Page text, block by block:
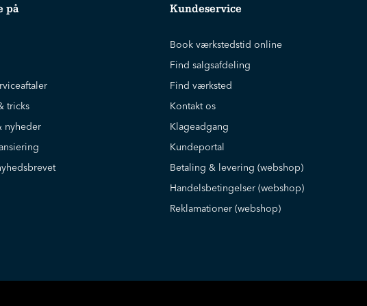
på
tricks
nyheder
Kundeservice
Book værkstedstid online
Find salgsafdeling
Find værksted
Kontakt os
Klageadgang
Kundeportal
Betaling & levering (webshop)
Handelsbetingelser (webshop)
Reklamationer (webshop)